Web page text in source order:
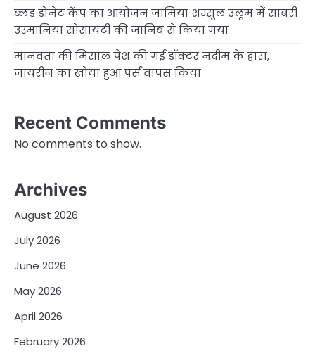
ब्लड डोनेट कैंप का आयोजन जामिया शम्सुल उलूम में साबरी
उस्मानिया सोसायटी की जानिब से किया गया
मानवता की मिसाल पेश की गई डॉक्टर नदीम के द्वारा,
ज़ायरीन का खोया हुआ पर्स वापस किया
Recent Comments
No comments to show.
Archives
August 2026
July 2026
June 2026
May 2026
April 2026
February 2026